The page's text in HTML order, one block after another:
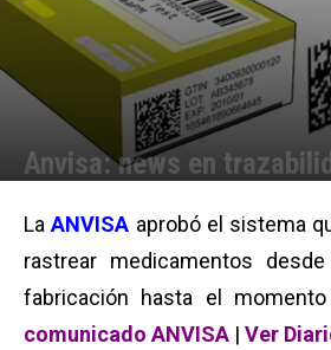
Anvisa: news en
LaANVISA aprobó el sistema
rastrear medicamentos
fabricación hasta el
comunicado ANVISA | Ver